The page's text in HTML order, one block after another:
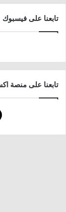
تابعنا على فيسبوك
تابعنا على منصة